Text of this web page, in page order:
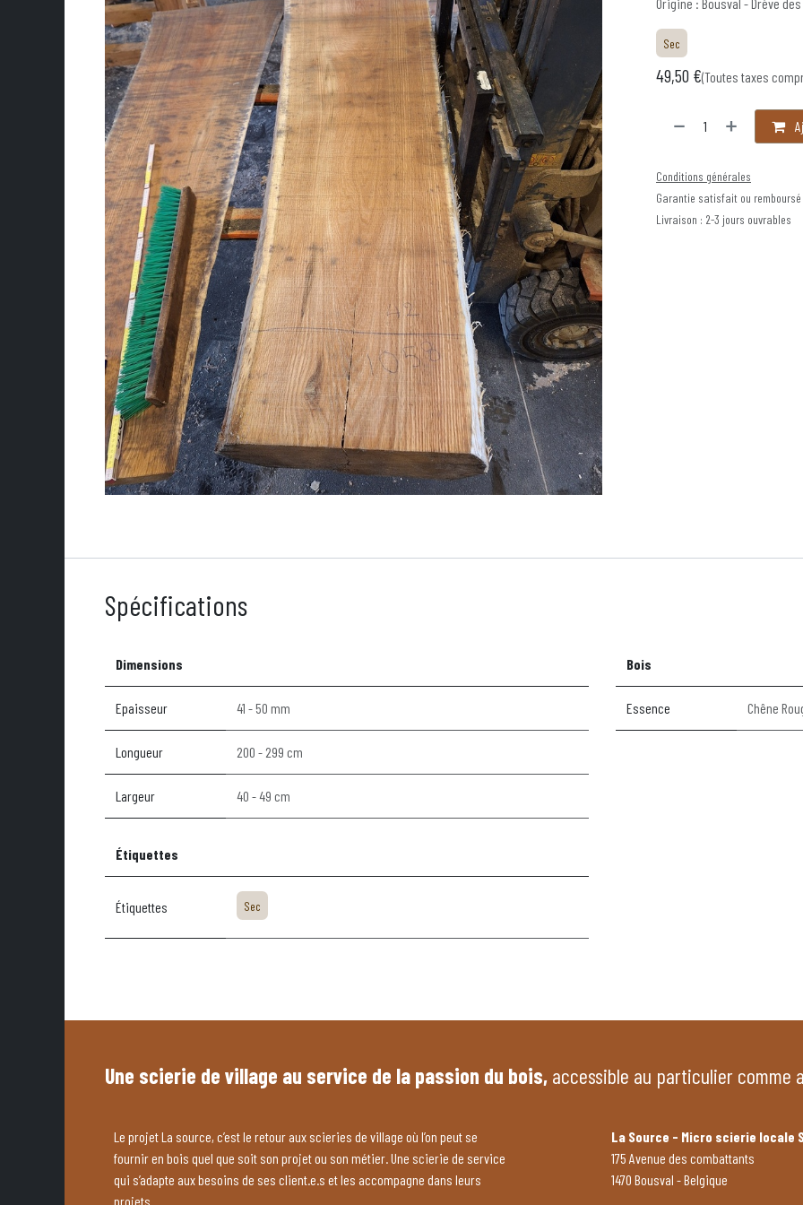
Sec
49,50 €(Toutes taxes
Conditions générales
Garantie satisfait ou
Livraison : 2-3 jours ouvrables
Spécifications
Dimensions
Epaisseur 41 - 50 mm
Longueur 200 - 299 cm
Largeur 40 - 49 cm
Bois
Essence Chêne
Étiquettes
Étiquettes Sec
Une scierie de village au service de la passion du bois, accessible au particulier comme
Le projet La source, c’est le retour aux scieries de village où l’on peut se
fournir en bois quel que soit son projet ou son métier. Une scierie de service
qui s’adapte aux besoins de ses client.e.s et les accompagne dans leurs
projets.
La Source - Micro scierie locale
175 Avenue des combattants
1470 Bousval - Belgique